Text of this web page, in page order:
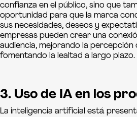
confianza en el público, sino que
oportunidad para que la marca
sus necesidades, deseos y
empresas pueden crear una
audiencia, mejorando la percepción
fomentando la lealtad a largo plazo.
3. Uso de IA en los
La inteligencia artificial está